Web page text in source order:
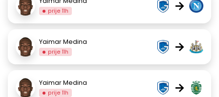
prije 11h →
Yaimar Medina
prije 11h →
Yaimar Medina
prije 11h →